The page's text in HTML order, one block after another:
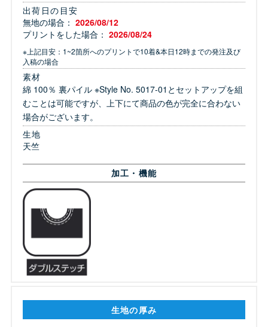
出荷日の目安
無地の場合： 2026/08/12
プリントをした場合： 2026/08/24
※上記目安：1~2箇所へのプリントで10着&本日12時までの発注及び
入稿の場合
素材
綿 100％ 裏パイル ※Style No. 5017-01とセットアップを組
むことは可能ですが、上下にて商品の色が完全に合わない
場合がございます。
生地
天竺
加工・機能
生地の厚み